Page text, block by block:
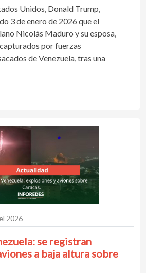
Unidos, Donald Trump,
3 de enero de 2026 que el
Nicolás Maduro y su esposa,
por fuerzas
de Venezuela, tras una
2026
se registran
a baja altura sobre